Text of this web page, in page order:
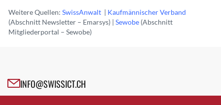
Weitere Quellen: SwissAnwalt | Kaufmännischer Verband
(Abschnitt Newsletter – Emarsys) | Sewobe (Abschnitt
Mitgliederportal – Sewobe)
INFO@SWISSICT.CH